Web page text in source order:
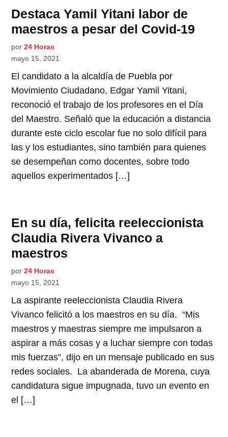
Destaca Yamil Yitani labor de
maestros a pesar del Covid-19
por 24 Horas
mayo 15, 2021
El candidato a la alcaldía de Puebla por
Movimiento Ciudadano, Edgar Yamil Yitani,
reconoció el trabajo de los profesores en el Día
del Maestro. Señaló que la educación a distancia
durante este ciclo escolar fue no solo difícil para
las y los estudiantes, sino también para quienes
se desempeñan como docentes, sobre todo
aquellos experimentados […]
En su día, felicita reeleccionista
Claudia Rivera Vivanco a
maestros
por 24 Horas
mayo 15, 2021
La aspirante reeleccionista Claudia Rivera
Vivanco felicitó a los maestros en su día. “Mis
maestros y maestras siempre me impulsaron a
aspirar a más cosas y a luchar siempre con todas
mis fuerzas”, dijo en un mensaje publicado en sus
redes sociales. La abanderada de Morena, cuya
candidatura sigue impugnada, tuvo un evento en
el […]